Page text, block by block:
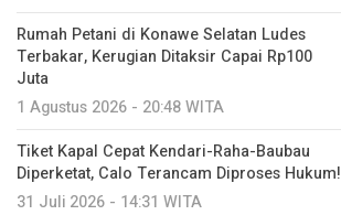
Rumah Petani di Konawe Selatan Ludes
Terbakar, Kerugian Ditaksir Capai Rp100
Juta
1 Agustus 2026 - 20:48 WITA
Tiket Kapal Cepat Kendari-Raha-Baubau
Diperketat, Calo Terancam Diproses Hukum!
31 Juli 2026 - 14:31 WITA